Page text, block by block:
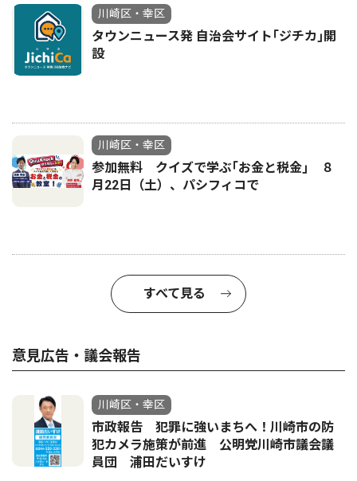
川崎区・幸区
タウンニュース発 自治会サイト｢ジチカ｣開
設
川崎区・幸区
参加無料 クイズで学ぶ｢お金と税金｣ ８
月22日（土）、パシフィコで
すべて見る
意見広告・議会報告
川崎区・幸区
市政報告 犯罪に強いまちへ！川崎市の防
犯カメラ施策が前進 公明党川崎市議会議
員団 浦田だいすけ